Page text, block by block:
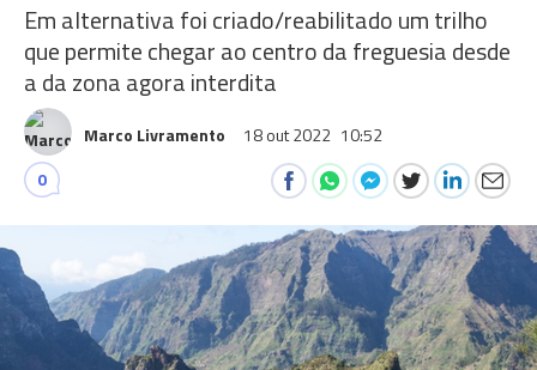
Em alternativa foi criado/reabilitado um trilho
que permite chegar ao centro da freguesia desde
a da zona agora interdita
Marco Livramento 18 out 2022 10:52
0